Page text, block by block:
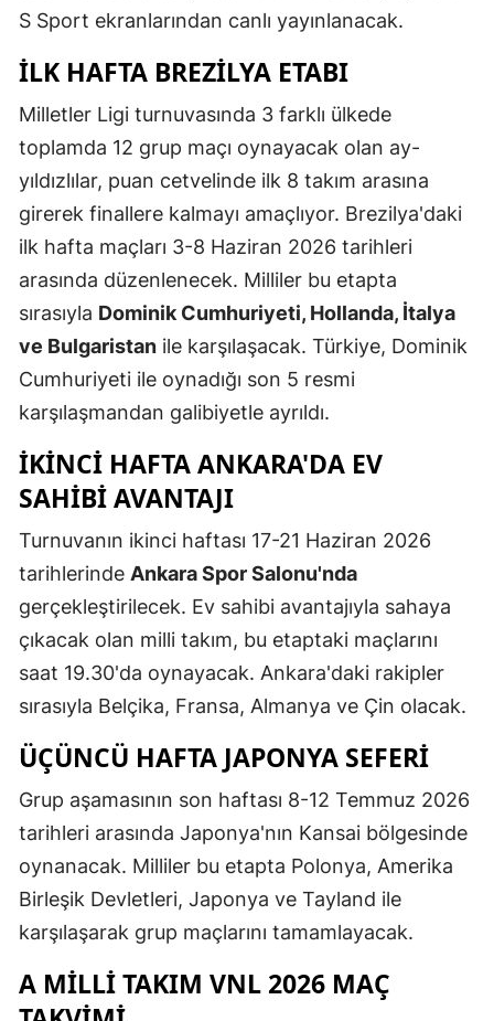
Hakkari
Hatay
Isparta
Mersin
İstanbul
Kırşehir
Kocaeli
Konya
Kütahya
Malatya
Manisa
Mardin
S Sport ekranlarından canlı yayınlanacak.
İLK HAFTA BREZILYA ETABI
Milletler Ligi turnuvasında 3 farklı ülkede
toplamda 12 grup maçı oynayacak olan ay-
yıldızlılar, puan cetvelinde ilk 8 takım arasına
girerek finallere kalmayı amaçlıyor. Brezilya'daki
ilk hafta maçları 3-8 Haziran 2026 tarihleri
arasında düzenlenecek. Milliler bu etapta
sırasıyla Dominik Cumhuriyeti, Hollanda, İtalya
ve Bulgaristan ile karşılaşacak. Türkiye, Dominik
Cumhuriyeti ile oynadığı son 5 resmi
karşılaşmandan galibiyetle ayrıldı.
İKINCI HAFTA ANKARA'DA EV
SAHIBI AVANTAJI
Turnuvanın ikinci haftası 17-21 Haziran 2026
tarihlerinde Ankara Spor Salonu'nda
gerçekleştirilecek. Ev sahibi avantajıyla sahaya
çıkacak olan milli takım, bu etaptaki maçlarını
saat 19.30'da oynayacak. Ankara'daki rakipler
sırasıyla Belçika, Fransa, Almanya ve Çin olacak.
ÜÇÜNCÜ HAFTA JAPONYA SEFERI
Grup aşamasının son haftası 8-12 Temmuz 2026
tarihleri arasında Japonya'nın Kansai bölgesinde
oynanacak. Milliler bu etapta Polonya, Amerika
Birleşik Devletleri, Japonya ve Tayland ile
karşılaşarak grup maçlarını tamamlayacak.
A MILLI TAKIM VNL 2026 MAÇ